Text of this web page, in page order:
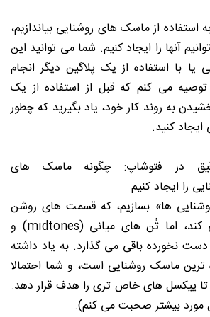
استفاده از ماسک های روشنایی بیاندازیم،
آنها را ایجاد کنیم. شما می توانید این
با استفاده از یک پلاگین دیگر انجام
می کنم که قبل از استفاده از یک
به روند کار خود، یاد بگیرید که چطور
کنید.
در فتوشاپ: چگونه ماسک های
ها» بسازیم، که قسمت های روشن
تصویر را انتخاب می کند، اما تُن های میانی (midtones) و
نخورده باقی می گذارد. به یاد داشته
ترین ماسک روشنایی است، و شما احتمالا
تا پیکسل های خاص تری را هدف قرار دهد.
مورد بیشتر صحبت می کنم).